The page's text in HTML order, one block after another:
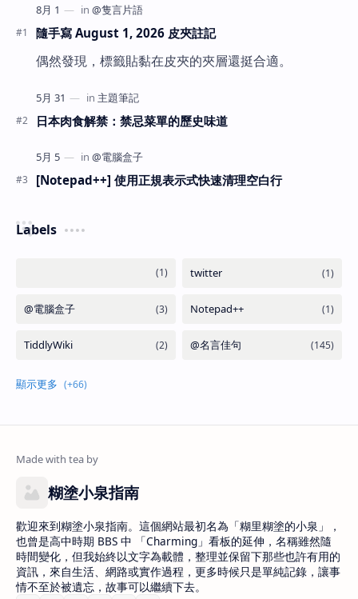
隨手寫 August 1, 2026 皮夾註記
偶然發現，標籤貼黏在皮夾的夾層還挺合適。
日本肉食解禁：禁忌菜單的歷史味道
[Notepad++] 使用正規表示式快速清理空白行
Labels
糊塗小泉指南
歡迎來到糊塗小泉指南。這個網站最初名為「糊里糊塗的小泉」，
也曾是高中時期 BBS 中 「Charming」看板的延伸，名稱雖然隨
時間變化，但我始終以文字為載體，整理並保留下那些也許有用的
資訊，來自生活、網路或實作過程，更多時候只是單純記錄，讓事
情不至於被遺忘，故事可以繼續下去。